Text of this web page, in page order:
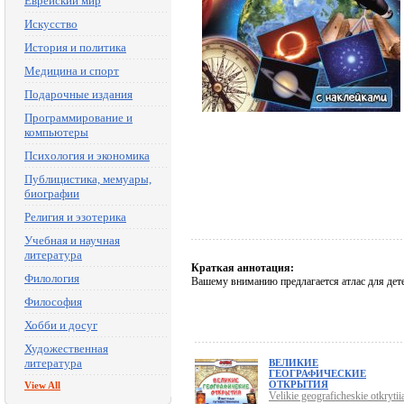
Искусство
История и политика
Медицина и спорт
Подарочные издания
Программирование и
компьютеры
Психология и экономика
Публицистика, мемуары,
биографии
Религия и эзотерика
Учебная и научная
литература
Филология
Философия
Хобби и досуг
Художественная
литература
View All
Краткая аннотация:
Вашему вниманию предлагается атлас для
ВЕЛИКИЕ
ГЕОГРАФИЧЕСКИЕ
ОТКРЫТИЯ
Velikie geograficheskie